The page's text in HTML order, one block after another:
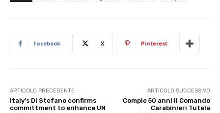
Facebook X Pinterest
ARTICOLO PRECEDENTE
Italy’s Di Stefano confirms
committment to enhance UN
ARTICOLO SUCCESSIVO
Compie 50 anni il Comando
Carabinieri Tutela